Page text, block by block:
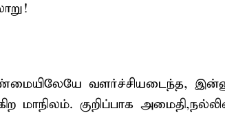
வளர்ச்சியடைந்த,
மாநிலம். குறிப்பாக